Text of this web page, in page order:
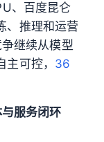
、百度昆仑
、推理和运营
继续从模型
可控， 36
服务闭环